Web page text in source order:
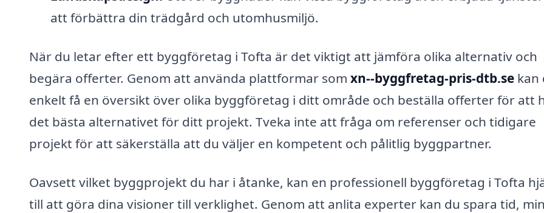
att förbättra din trädgård och utomhusmiljö.
När du letar efter ett byggföretag i Tofta är det viktigt att jämföra olika alternativ och
begära offerter. Genom att använda plattformar som xn--byggfretag-pris-dtb.se kan
enkelt få en översikt över olika byggföretag i ditt område och beställa offerter för att
det bästa alternativet för ditt projekt. Tveka inte att fråga om referenser och tidigare
projekt för att säkerställa att du väljer en kompetent och pålitlig byggpartner.
Oavsett vilket byggprojekt du har i åtanke, kan en professionell byggföretag i Tofta
till att göra dina visioner till verklighet. Genom att anlita experter kan du spara tid,